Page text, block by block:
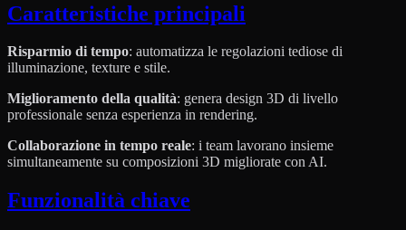
Caratteristiche principali
Risparmio di tempo: automatizza le regolazioni tediose di
illuminazione, texture e stile.
Miglioramento della qualità: genera design 3D di livello
professionale senza esperienza in rendering.
Collaborazione in tempo reale: i team lavorano insieme
simultaneamente su composizioni 3D migliorate con AI.
Funzionalità chiave